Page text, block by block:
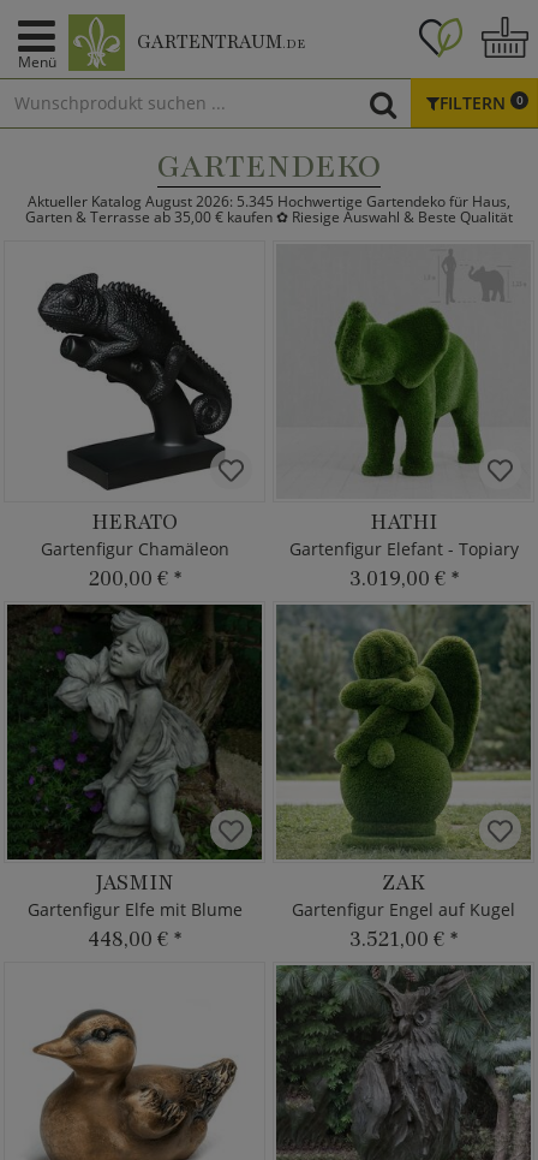
Menü
GARTENTRAUM.DE
FILTERN 0
GARTENDEKO
Aktueller Katalog August 2026: 5.345 Hochwertige Gartendeko für Haus,
Garten & Terrasse ab 35,00 € kaufen ✿ Riesige Auswahl & Beste Qualität
HERATO
Gartenfigur Chamäleon
200,00 € *
HATHI
Gartenfigur Elefant - Topiary
3.019,00 € *
JASMIN
Gartenfigur Elfe mit Blume
448,00 € *
ZAK
Gartenfigur Engel auf Kugel
3.521,00 € *